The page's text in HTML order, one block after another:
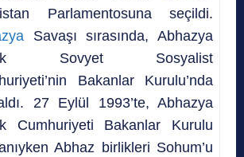
Parlamentosuna seçildi.
Savaşı sırasında, Abhazya
Sovyet Sosyalist
Bakanlar Kurulu’nda
27 Eylül 1993’te, Abhazya
Cumhuriyeti Bakanlar Kurulu
Abhaz birlikleri Sohum’u